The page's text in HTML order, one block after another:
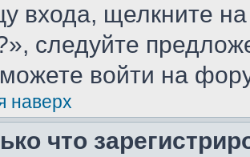
входа, щелкните
следуйте
войти на
наверх
что